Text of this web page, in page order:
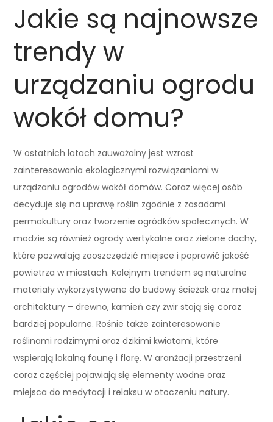
Jakie są najnowsze
trendy w
urządzaniu ogrodu
wokół domu?
W ostatnich latach zauważalny jest wzrost
zainteresowania ekologicznymi rozwiązaniami w
urządzaniu ogrodów wokół domów. Coraz więcej osób
decyduje się na uprawę roślin zgodnie z zasadami
permakultury oraz tworzenie ogródków społecznych. W
modzie są również ogrody wertykalne oraz zielone dachy,
które pozwalają zaoszczędzić miejsce i poprawić jakość
powietrza w miastach. Kolejnym trendem są naturalne
materiały wykorzystywane do budowy ścieżek oraz małej
architektury – drewno, kamień czy żwir stają się coraz
bardziej popularne. Rośnie także zainteresowanie
roślinami rodzimymi oraz dzikimi kwiatami, które
wspierają lokalną faunę i florę. W aranżacji przestrzeni
coraz częściej pojawiają się elementy wodne oraz
miejsca do medytacji i relaksu w otoczeniu natury.